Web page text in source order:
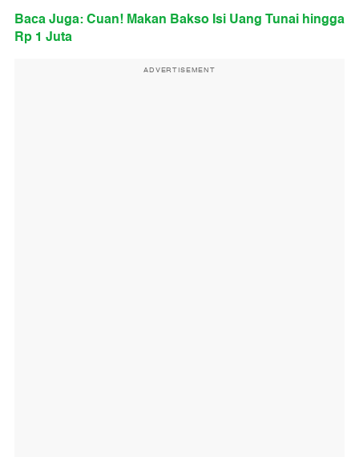
Baca Juga: Cuan! Makan Bakso Isi Uang Tunai hingga
Rp 1 Juta
ADVERTISEMENT